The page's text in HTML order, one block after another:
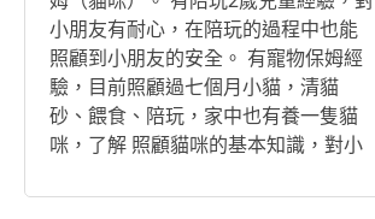
小朋友有耐心，在陪玩的過程中也能
照顧到小朋友的安全。 有寵物保姆經
驗，目前照顧過七個月小貓，清貓
砂、餵食、陪玩，家中也有養一隻貓
咪，了解 照顧貓咪的基本知識，對小
務，有任何問題都可以詢問，謝謝！